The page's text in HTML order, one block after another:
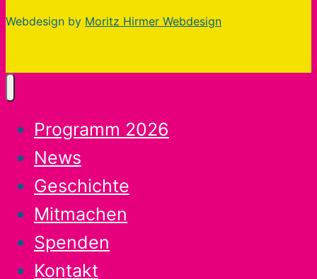
Webdesign by Moritz Hirmer Webdesign
Programm 2026
News
Geschichte
Mitmachen
Spenden
Kontakt